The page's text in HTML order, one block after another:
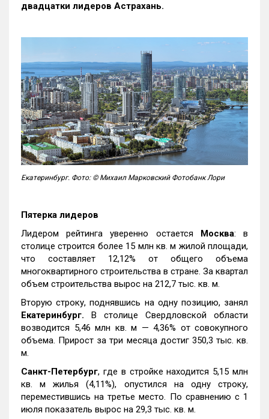
двадцатки лидеров Астрахань.
Екатеринбург. Фото: © Михаил Марковский Фотобанк Лори
Пятерка лидеров
Лидером рейтинга уверенно остается Москва: в
столице строится более 15 млн кв. м жилой площади,
что составляет 12,12% от общего объема
многоквартирного строительства в стране. За квартал
объем строительства вырос на 212,7 тыс. кв. м.
Вторую строку, поднявшись на одну позицию, занял
Екатеринбург. В столице Свердловской области
возводится 5,46 млн кв. м — 4,36% от совокупного
объема. Прирост за три месяца достиг 350,3 тыс. кв.
м.
Санкт-Петербург, где в стройке находится 5,15 млн
кв. м жилья (4,11%), опустился на одну строку,
переместившись на третье место. По сравнению с 1
июля показатель вырос на 29,3 тыс. кв. м.